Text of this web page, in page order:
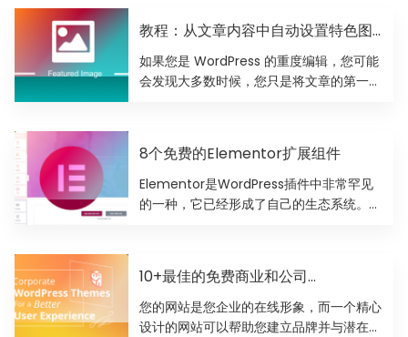
教程：从文章内容中自动设置特色图
像
如果您是 WordPress 的重度编辑，您可能
会发现大多数时候，您只是将文章的第一张
8个免费的Elementor扩展组件
Elementor是WordPress插件中非常罕见
的一种，它已经形成了自己的生态系统。原
10+最佳的免费商业和公司
WordPress主题
您的网站是您企业的在线形象，而一个精心
设计的网站可以帮助您建立品牌并与潜在客